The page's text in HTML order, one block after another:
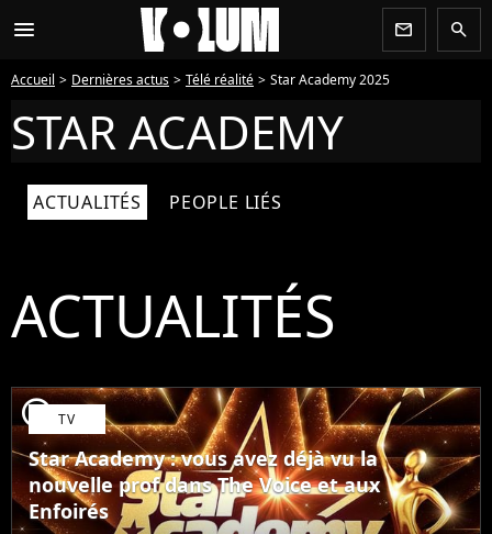
menu newsletter search
Accueil Dernières actus Télé réalité Star Academy 2025
STAR ACADEMY
ACTUALITÉS PEOPLE LIÉS
ACTUALITÉS
player2 TV
Star Academy : vous avez déjà vu la
nouvelle prof dans The Voice et aux
Enfoirés